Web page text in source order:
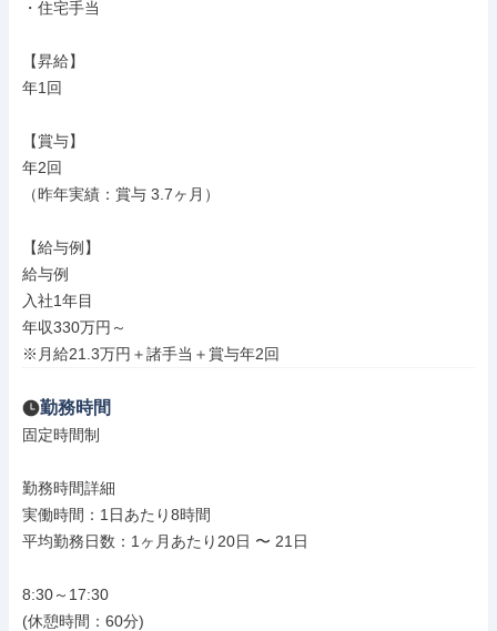
・住宅手当
【昇給】
年1回
【賞与】
年2回
（昨年実績：賞与 3.7ヶ月）
【給与例】
給与例
入社1年目
年収330万円～
※月給21.3万円＋諸手当＋賞与年2回
勤務時間
固定時間制
勤務時間詳細
実働時間：1日あたり8時間
平均勤務日数：1ヶ月あたり20日 〜 21日
8:30～17:30
(休憩時間：60分)